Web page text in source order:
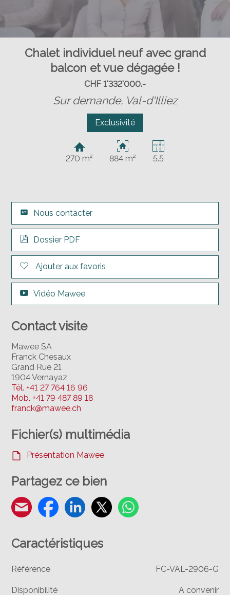
Chalet individuel neuf avec grand
balcon et vue dégagée !
CHF 1'332'000.-
Sur demande, Val-d'Illiez
Exclusivité
270 m² 884 m² 5.5
Nous contacter
Dossier PDF
Ajouter aux favoris
Vidéo Mawee
Contact visite
Mawee SA
Franck Chesaux
Grand Rue 21
1904 Vernayaz
Tél.+41 27 764 16 96
Mob.+41 79 487 89 18
franck@mawee.ch
Fichier(s) multimédia
Présentation Mawee
Partagez ce bien
Caractéristiques
Référence FC-VAL-2906-G
Disponibilité A convenir